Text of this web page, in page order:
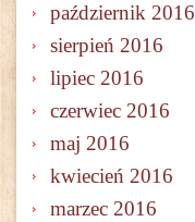
październik 2016
sierpień 2016
lipiec 2016
czerwiec 2016
maj 2016
kwiecień 2016
marzec 2016